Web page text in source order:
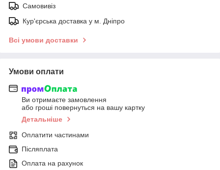
Самовивіз
Кур'єрська доставка у м. Дніпро
Всі умови доставки
Умови оплати
Ви отримаєте замовлення
або гроші повернуться на вашу картку
Детальніше
Оплатити частинами
Післяплата
Оплата на рахунок